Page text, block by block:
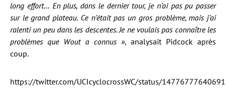
long effort… En plus, dans le dernier tour, je n’ai pas pu passer
sur le grand plateau. Ce n’était pas un gros problème, mais j’ai
ralenti un peu dans les descentes. Je ne voulais pas connaître les
problèmes que Wout a connus », analysait Pidcock après
coup.
https://twitter.com/UCIcyclocrossWC/status/